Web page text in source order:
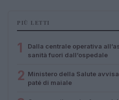
PIÙ LETTI
1
Dalla centrale operativa
sanità fuori dall’ospedale
2 Ministero della Salute
paté di maiale